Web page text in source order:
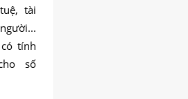
tài
tính
số